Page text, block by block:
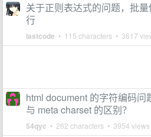
关于正则表达式的问题，批
行
lastcode • 115 characters • 3617
html document 的字符编码问
与 meta charset 的区别？
54qyc • 262 characters • 3954 views